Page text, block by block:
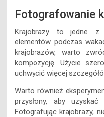
Fotografowanie
Krajobrazy to jedne z
elementów podczas
krajobrazów, warto
kompozycję. Użycie
uchwycić więcej
Warto również
przysłony, aby uzyskać
Fotografując krajobrazy,